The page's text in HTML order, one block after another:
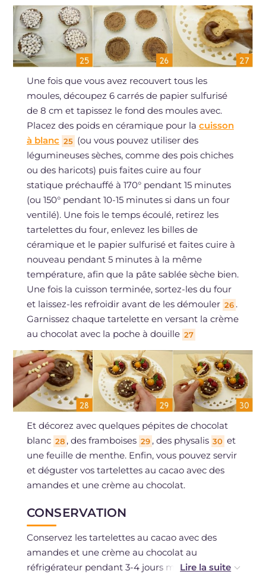
Une fois que vous avez recouvert tous les
moules, découpez 6 carrés de papier sulfurisé
de 8 cm et tapissez le fond des moules avec.
Placez des poids en céramique pour la cuisson
à blanc 25 (ou vous pouvez utiliser des
légumineuses sèches, comme des pois chiches
ou des haricots) puis faites cuire au four
statique préchauffé à 170° pendant 15 minutes
(ou 150° pendant 10-15 minutes si dans un four
ventilé). Une fois le temps écoulé, retirez les
tartelettes du four, enlevez les billes de
céramique et le papier sulfurisé et faites cuire à
nouveau pendant 5 minutes à la même
température, afin que la pâte sablée sèche bien.
Une fois la cuisson terminée, sortez-les du four
et laissez-les refroidir avant de les démouler 26 .
Garnissez chaque tartelette en versant la crème
au chocolat avec la poche à douille 27
Et décorez avec quelques pépites de chocolat
blanc 28 , des framboises 29 , des physalis 30 et
une feuille de menthe. Enfin, vous pouvez servir
et déguster vos tartelettes au cacao avec des
amandes et une crème au chocolat.
CONSERVATION
Conservez les tartelettes au cacao avec des
amandes et une crème au chocolat au
réfrigérateur pendant 3-4 jours maximum. Vous